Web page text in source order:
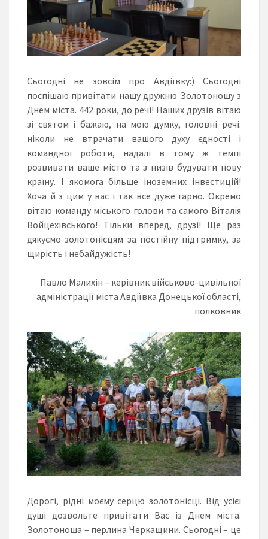
Сьогодні не зовсім про Авдіївку:) Сьогодні
поспішаю привітати нашу дружню Золотоношу з
Днем міста. 442 роки, до речі! Наших друзів вітаю
зі святом і бажаю, на мою думку, головні речі:
ніколи не втрачати вашого духу єдності і
командної роботи, надалі в тому ж темпі
розвивати ваше місто та з низів будувати нову
країну. І якомога більше іноземних інвестицій!
Хоча й з цим у вас і так все дуже гарно. Окремо
вітаю команду міського голови та самого Віталія
Войцехівського! Тільки вперед, друзі! Ще раз
дякуємо золотонісцям за постійну підтримку, за
щирість і небайдужість!
Павло Малихін – керівник військово-цивільної
адміністрації міста Авдіївка Донецької області,
полковник
Дорогі, рідні моєму серцю золотонісці. Від усієї
душі дозвольте привітати Вас із Днем міста.
Золотоноша – перлина Черкащини. Сьогодні – це